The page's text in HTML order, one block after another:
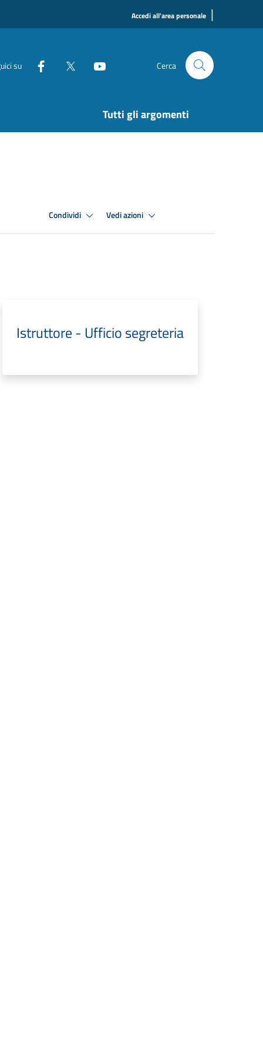
Accedi all'area personale |
su Cerca
Tutti gli argomenti
Condividi Vedi azioni
Istruttore - Ufficio segreteria